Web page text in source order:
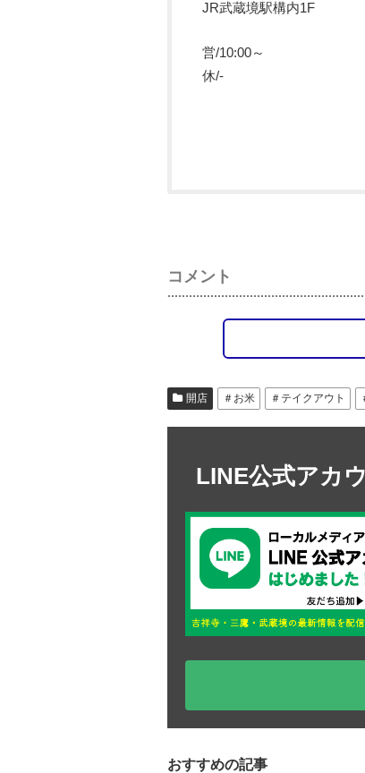
JR武蔵境駅構内1F
営/10:00～
休/-
コメント
開店 ＃お米 ＃テイクアウト
LINE公式アカ
おすすめの記事